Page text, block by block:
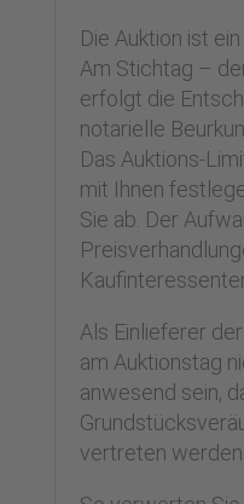
Die Auktion ist
Am Stichtag –
erfolgt die
notarielle
Das Auktions-
mit Ihnen
Sie ab. Der
Als Einlieferer
am Auktionstag
anwesend sein,
vertreten werden